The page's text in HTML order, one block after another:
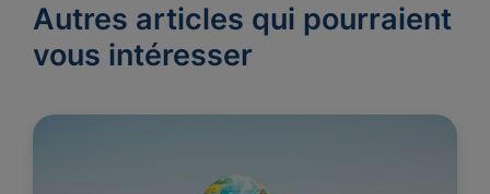
Autres articles qui pourraient
vous intéresser